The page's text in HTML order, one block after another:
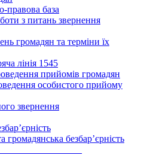
правова база
з питань звернення
громадян та терміни їх
лінія 1545
прийомів громадян
особистого прийому
звернення
громадянська безбар’єрність